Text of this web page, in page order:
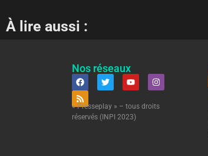
À lire aussi :
Nos réseaux
« Presseplay » – tous droits
réservés (INPI 2023)